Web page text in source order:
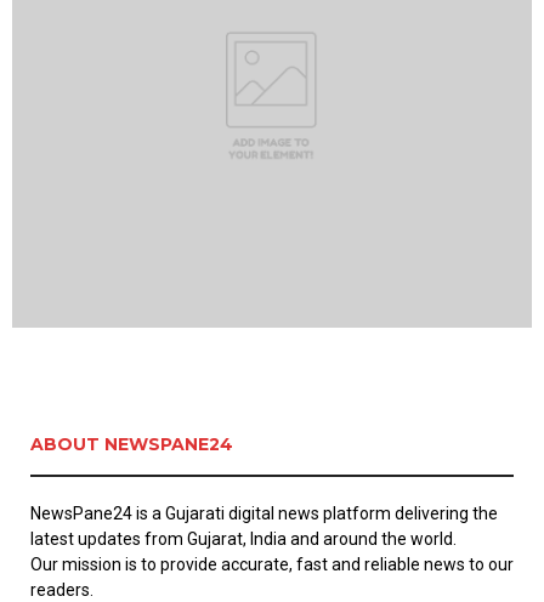
ABOUT NEWSPANE24
NewsPane24 is a Gujarati digital news platform delivering the
latest updates from Gujarat, India and around the world.
Our mission is to provide accurate, fast and reliable news to our
readers.